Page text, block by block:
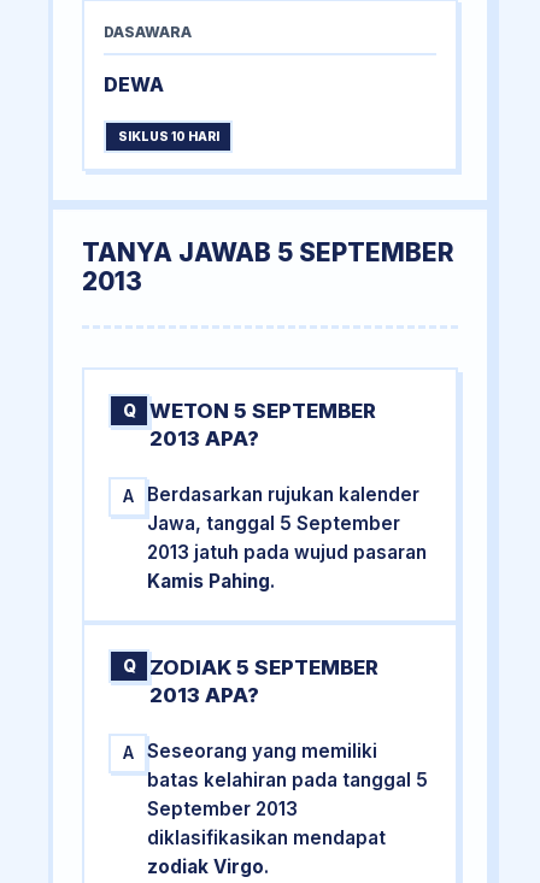
DASAWARA
DEWA
SIKLUS 10 HARI
TANYA JAWAB 5 SEPTEMBER
2013
Q
WETON 5 SEPTEMBER
2013 APA?
A
Berdasarkan rujukan kalender
Jawa, tanggal 5 September
2013 jatuh pada wujud pasaran
Kamis Pahing.
Q
ZODIAK 5 SEPTEMBER
2013 APA?
A
Seseorang yang memiliki
batas kelahiran pada tanggal 5
September 2013
diklasifikasikan mendapat
zodiak Virgo.